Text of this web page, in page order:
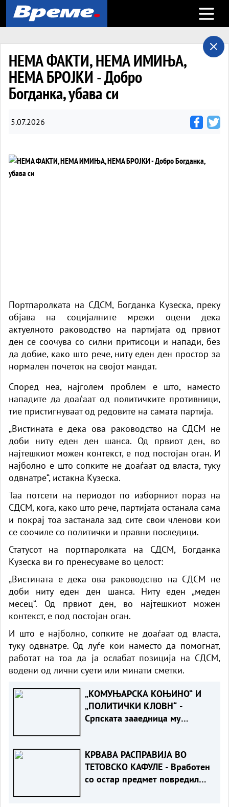
Open
НЕМА ФАКТИ, НЕМА ИМИЊА,
НЕМА БРОЈКИ - Добро
Богданка, убава си
5.07.2026
Портпаролката на СДСМ, Богданка Кузеска, преку
објава на социјалните мрежи оцени дека
актуелното раководство на партијата од првиот
ден се соочува со силни притисоци и напади, без
да добие, како што рече, ниту еден ден простор за
нормален почеток на својот мандат.
Според неа, најголем проблем е што, наместо
нападите да доаѓаат од политичките противници,
тие пристигнуваат од редовите на самата партија.
„Вистината е дека ова раководство на СДСМ не
доби ниту еден ден шанса. Од првиот ден, во
најтешкиот можен контекст, е под постојан оган. И
најболно е што сопките не доаѓаат од власта, туку
одвнатре“, истакна Кузеска.
Таа потсети на периодот по изборниот пораз на
СДСМ, кога, како што рече, партијата останала сама
и покрај тоа застанала зад сите свои членови кои
се соочиле со политички и правни последици.
Статусот на портпаролката на СДСМ, Богданка
Кузеска ви го пренесуваме во целост:
„Вистината е дека ова раководство на СДСМ не
доби ниту еден ден шанса. Ниту еден „меден
месец“. Од првиот ден, во најтешкиот можен
контекст, е под постојан оган.
​И што е најболно, сопките не доаѓаат од власта,
туку одвнатре. Од луѓе кои наместо да помогнат,
работат на тоа да ја ослабат позиција на СДСМ,
водени од лични суети или минати сметки.
„КОМУЊАРСКА КОЊИНО“ И
„ПОЛИТИЧКИ КЛОВН“ -
Српската зааедница му
КРВАВА РАСПРАВИЈА ВО
ТЕТОВСКО КАФУЛЕ - Вработен
со остар предмет повредил